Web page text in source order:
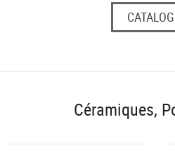
Céramiques,